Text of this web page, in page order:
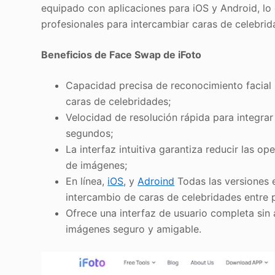
equipado con aplicaciones para iOS y Android,
profesionales para intercambiar caras de
Beneficios de Face Swap de iFoto
Capacidad precisa de reconocimiento
caras de celebridades;
Velocidad de resolución rápida para
segundos;
La interfaz intuitiva garantiza reducir las
de imágenes;
En línea, iOS, y Adroind Todas las versiones
intercambio de caras de celebridades entre
Ofrece una interfaz de usuario completa
imágenes seguro y amigable.